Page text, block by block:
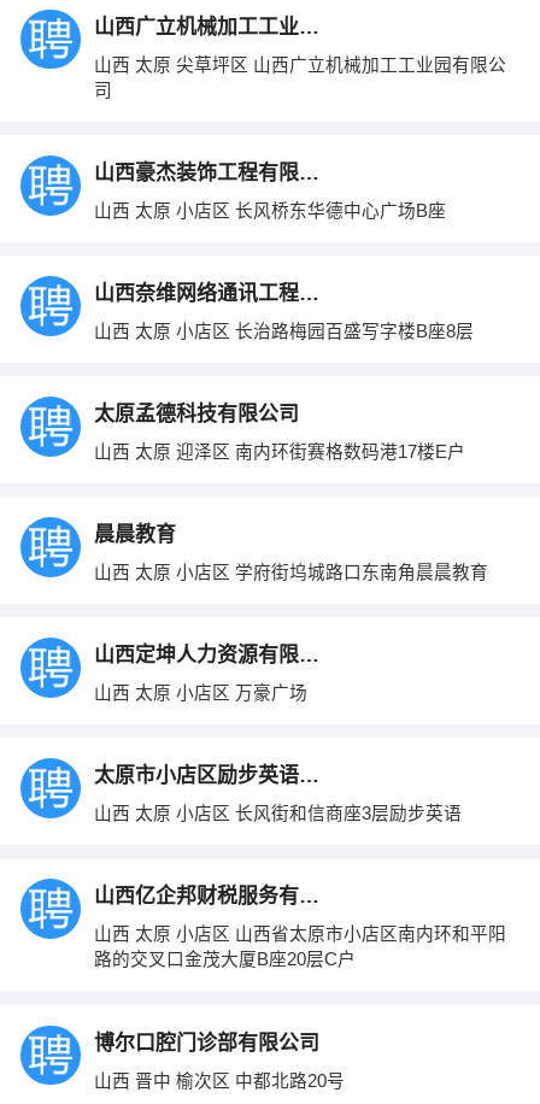
山西广立机械加工工业园有限公司
山西 太原 尖草坪区 山西广立机械加工工业园有限公
司
山西豪杰装饰工程有限公司
山西 太原 小店区 长风桥东华德中心广场B座
山西奈维网络通讯工程有限公司
山西 太原 小店区 长治路梅园百盛写字楼B座8层
太原孟德科技有限公司
山西 太原 迎泽区 南内环街赛格数码港17楼E户
晨晨教育
山西 太原 小店区 学府街坞城路口东南角晨晨教育
山西定坤人力资源有限公司
山西 太原 小店区 万豪广场
太原市小店区励步英语培训学校
山西 太原 小店区 长风街和信商座3层励步英语
山西亿企邦财税服务有限公司
山西 太原 小店区 山西省太原市小店区南内环和平阳
路的交叉口金茂大厦B座20层C户
博尔口腔门诊部有限公司
山西 晋中 榆次区 中都北路20号